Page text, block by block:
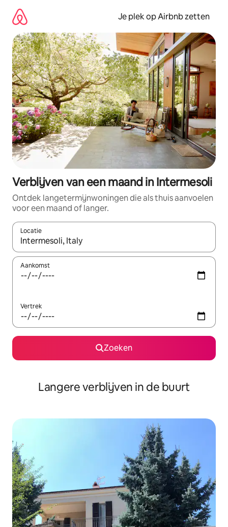
direct
naar
inhoud
Je plek op Airbnb zetten
Verblijven van een maand in Intermesoli
Ontdek langetermijnwoningen die als thuis aanvoelen
voor een maand of langer.
Locatie
Wanneer er resultaten beschikbaar zijn, maak je een keuze
Aankomst
Vertrek
Zoeken
Langere verblijven in de buurt